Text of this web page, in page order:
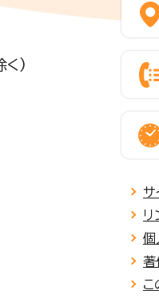
く)
サ
リ
個
著
こ